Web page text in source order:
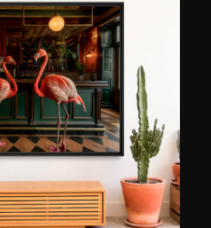
zijn nostalgie naar het
jeugd weerspiegelt.